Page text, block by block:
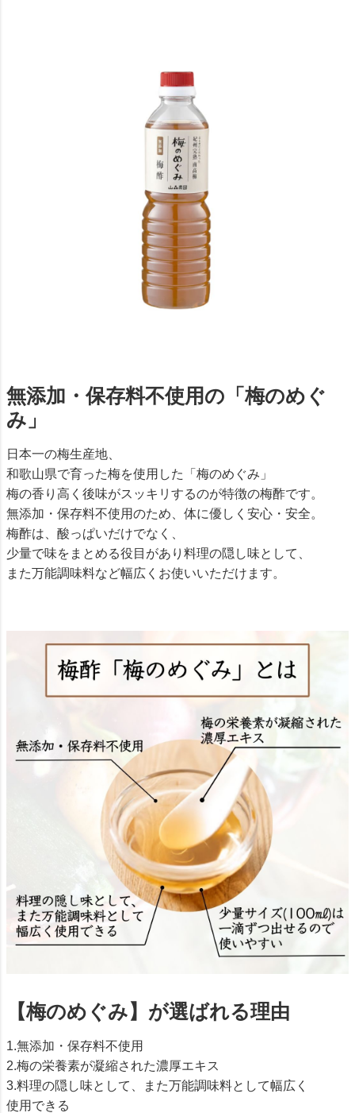
無添加・保存料不使用の「梅のめぐ
み」
日本一の梅生産地、
和歌山県で育った梅を使用した「梅のめぐみ」
梅の香り高く後味がスッキリするのが特徴の梅酢です。
無添加・保存料不使用のため、体に優しく安心・安全。
梅酢は、酸っぱいだけでなく、
少量で味をまとめる役目があり料理の隠し味として、
また万能調味料など幅広くお使いいただけます。
【梅のめぐみ】が選ばれる理由
1.無添加・保存料不使用
2.梅の栄養素が凝縮された濃厚エキス
3.料理の隠し味として、また万能調味料として幅広く
使用できる